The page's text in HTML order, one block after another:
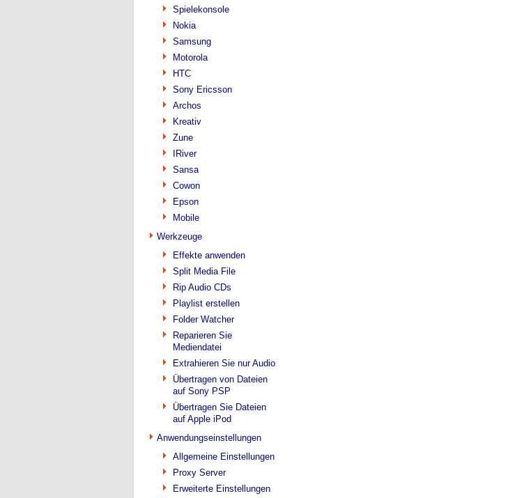
Spielekonsole
Nokia
Samsung
Motorola
HTC
Sony Ericsson
Archos
Kreativ
Zune
IRiver
Sansa
Cowon
Epson
Mobile
Werkzeuge
Effekte anwenden
Split Media File
Rip Audio CDs
Playlist erstellen
Folder Watcher
Reparieren Sie
Mediendatei
Extrahieren Sie nur Audio
Übertragen von Dateien
auf Sony PSP
Übertragen Sie Dateien
auf Apple iPod
Anwendungseinstellungen
Allgemeine Einstellungen
Proxy Server
Erweiterte Einstellungen